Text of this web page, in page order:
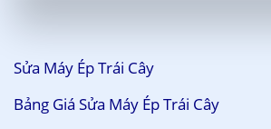
Sửa Máy Ép Trái Cây
Bảng Giá Sửa Máy Ép Trái Cây